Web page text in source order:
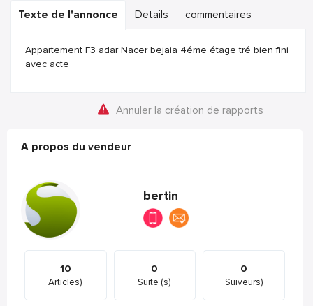
Texte de l'annonce Details commentaires
Appartement F3 adar Nacer bejaia 4éme étage tré bien fini
avec acte
Annuler la création de rapports
A propos du vendeur
bertin
10
Articles)
0
Suite (s)
0
Suiveurs)